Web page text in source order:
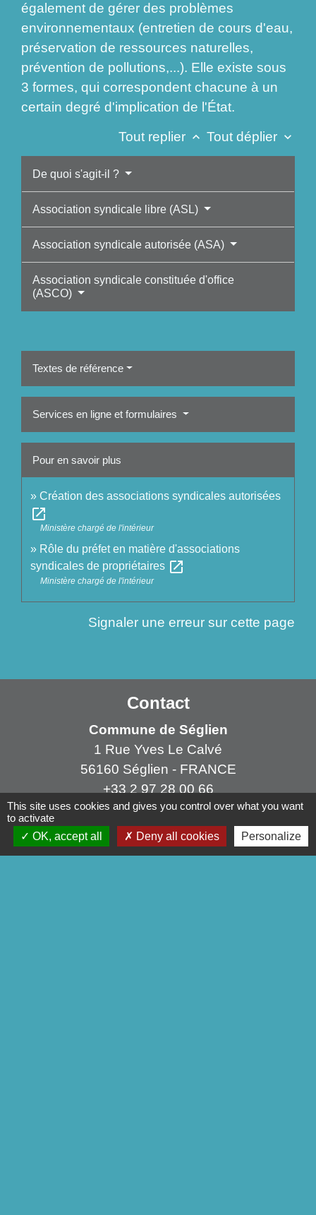
également de gérer des problèmes
environnementaux (entretien de cours d'eau,
préservation de ressources naturelles,
prévention de pollutions,...). Elle existe sous
3 formes, qui correspondent chacune à un
certain degré d'implication de l'État.
Tout replier keyboard_arrow_up Tout déplier keyboard_arrow_down
De quoi s'agit-il ?
Association syndicale libre (ASL)
Association syndicale autorisée (ASA)
Association syndicale constituée d'office
(ASCO)
Textes de référence
Services en ligne et formulaires
Pour en savoir plus
Création des associations syndicales autorisées
open_in_new
Ministère chargé de l'intérieur
Rôle du préfet en matière d'associations
syndicales de propriétaires open_in_new
Ministère chargé de l'intérieur
Signaler une erreur sur cette page
Contact
Commune de Séglien
1 Rue Yves Le Calvé
56160 Séglien - FRANCE
+33 2 97 28 00 66
Contact par formulaire
This site uses cookies and gives you control over what you want
to activate
OK, accept all
Deny all cookies Personalize